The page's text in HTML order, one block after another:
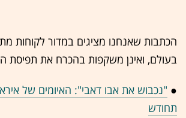
הכתבות שאנחנו מציגים במדור לקוחות
בעולם, ואינן משקפות בהכרח את תפיסת
● "נכבוש את אבו דאבי": האיומים של
תחודש